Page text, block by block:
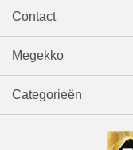
Contact
Megekko
Categorieën